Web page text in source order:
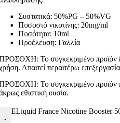
Συστατικά: 50%PG – 50%VG
Ποσοστό νικοτίνης: 20mg/ml
Ποσότητα: 10ml
Προέλευση: Γαλλία
Το συγκεκριμένο προϊόν
Απαιτεί περαιτέρω
Το συγκεκριμένο προϊόν
εθιστική ουσία.
-
ELiquid France Nicotine Booster